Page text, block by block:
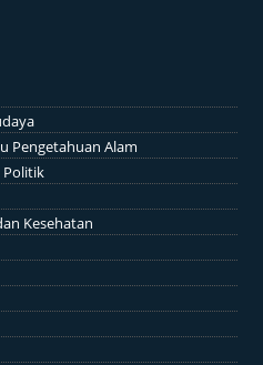
Pengetahuan Alam
Politik
Kesehatan